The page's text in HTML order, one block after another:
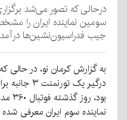
درحالی که تصور می‌شد
سومین نماینده ایران را
جیب فدراسیون‌نشین‌ها
به گزارش کرمان نو، در حالی
درگیر یک
نماینده سوم ایران معرفی